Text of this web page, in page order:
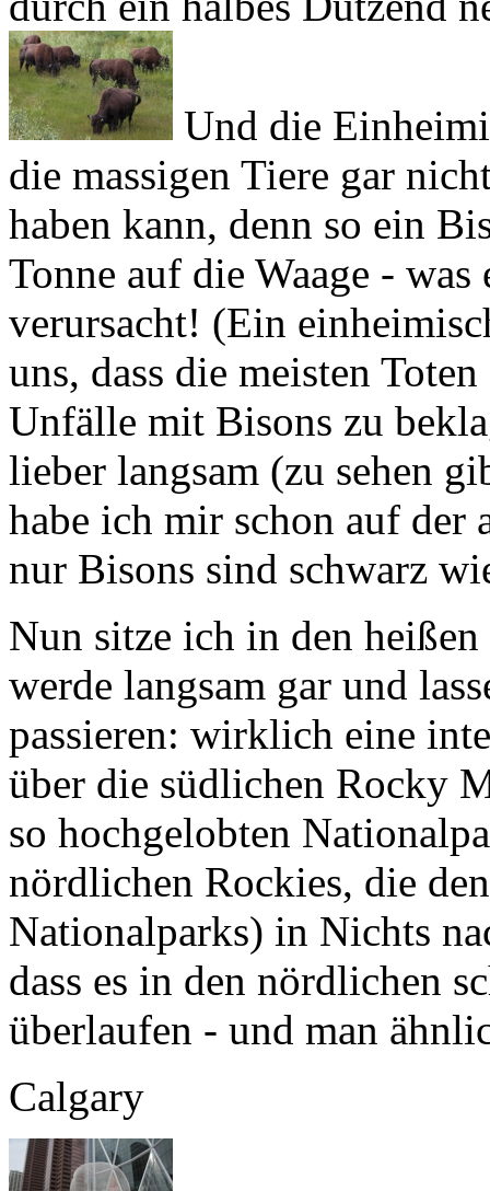
die massigen Tiere gar
haben kann, denn so ein
Tonne auf die Waage -
verursacht! (Ein
uns, dass die meisten
Unfälle mit Bisons zu
lieber langsam (zu sehen
habe ich mir schon auf der
nur Bisons sind schwarz
Nun sitze ich in den
werde langsam gar und
passieren: wirklich eine
über die südlichen Rocky
so hochgelobten
nördlichen Rockies, die
Nationalparks) in Nichts
dass es in den nördlichen
überlaufen - und man
Calgary